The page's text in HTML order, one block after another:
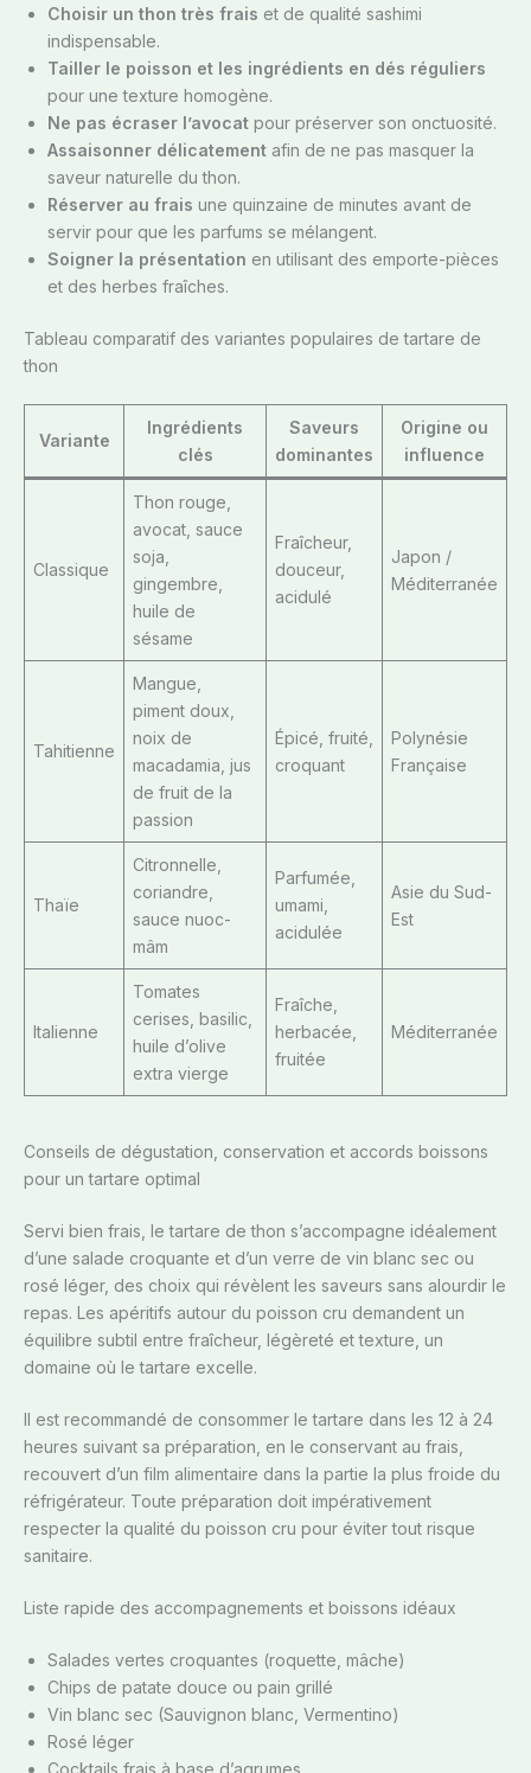
Choisir un thon très frais et de qualité sashimi
indispensable.
Tailler le poisson et les ingrédients en dés réguliers
pour une texture homogène.
Ne pas écraser l’avocat pour préserver son onctuosité.
Assaisonner délicatement afin de ne pas masquer la
saveur naturelle du thon.
Réserver au frais une quinzaine de minutes avant de
servir pour que les parfums se mélangent.
Soigner la présentation en utilisant des emporte-pièces
et des herbes fraîches.
Tableau comparatif des variantes populaires de tartare de
thon
Variante
Ingrédients
clés
Saveurs
dominantes
Origine ou
influence
Classique
Thon rouge,
avocat, sauce
soja,
gingembre,
huile de
sésame
Fraîcheur,
douceur,
acidulé
Japon /
Méditerranée
Tahitienne
Mangue,
piment doux,
noix de
macadamia, jus
de fruit de la
passion
Épicé, fruité,
croquant
Polynésie
Française
Thaïe
Citronnelle,
coriandre,
sauce nuoc-
mâm
Parfumée,
umami,
acidulée
Asie du Sud-
Est
Italienne
Tomates
cerises, basilic,
huile d’olive
extra vierge
Fraîche,
herbacée,
fruitée
Méditerranée
Conseils de dégustation, conservation et accords boissons
pour un tartare optimal
Servi bien frais, le tartare de thon s’accompagne idéalement
d’une salade croquante et d’un verre de vin blanc sec ou
rosé léger, des choix qui révèlent les saveurs sans alourdir le
repas. Les apéritifs autour du poisson cru demandent un
équilibre subtil entre fraîcheur, légèreté et texture, un
domaine où le tartare excelle.
Il est recommandé de consommer le tartare dans les 12 à 24
heures suivant sa préparation, en le conservant au frais,
recouvert d’un film alimentaire dans la partie la plus froide du
réfrigérateur. Toute préparation doit impérativement
respecter la qualité du poisson cru pour éviter tout risque
sanitaire.
Liste rapide des accompagnements et boissons idéaux
Salades vertes croquantes (roquette, mâche)
Chips de patate douce ou pain grillé
Vin blanc sec (Sauvignon blanc, Vermentino)
Rosé léger
Cocktails frais à base d’agrumes